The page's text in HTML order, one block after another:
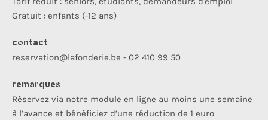
Gratuit : enfants (-12 ans)
contact
reservation@lafonderie.be - 02 410 99 50
remarques
Réservez via notre module en ligne au moins une semaine
à l’avance et bénéficiez d’une réduction de 1 euro